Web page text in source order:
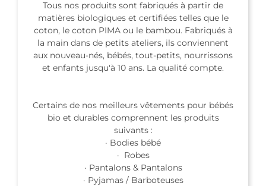
Tous nos produits sont fabriqués à partir de
matières biologiques et certifiées telles que le
coton, le coton PIMA ou le bambou. Fabriqués à
la main dans de petits ateliers, ils conviennent
aux nouveau-nés, bébés, tout-petits, nourrissons
et enfants jusqu'à 10 ans. La qualité compte.
Certains de nos meilleurs vêtements pour bébés
bio et durables comprennent les produits
suivants :
· Bodies bébé
· Robes
· Pantalons & Pantalons
· Pyjamas / Barboteuses